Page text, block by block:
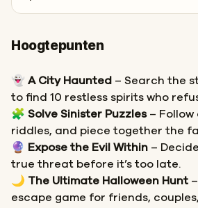
Hoogtepunten
👻 A City Haunted – Search the
to find 10 restless spirits who
🧩 Solve Sinister Puzzles –
riddles, and piece together the
🔮
Expose the Evil Within –
true threat before it’s too late.
🌙 The Ultimate Halloween Hunt
escape game for friends,